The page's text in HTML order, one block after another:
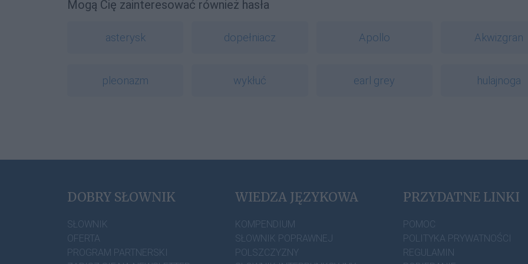
Mogą Cię zainteresować również hasła
asterysk dopełniacz Apollo Akwizgran
pleonazm wykłuć earl grey hulajnoga
DOBRY SŁOWNIK
SŁOWNIK
OFERTA
PROGRAM PARTNERSKI
WIEDZA JĘZYKOWA
KOMPENDIUM
SŁOWNIK POPRAWNEJ
POLSZCZYZNY
PRZYDATNE LINKI
POMOC
POLITYKA PRYWATNOŚCI
REGULAMIN